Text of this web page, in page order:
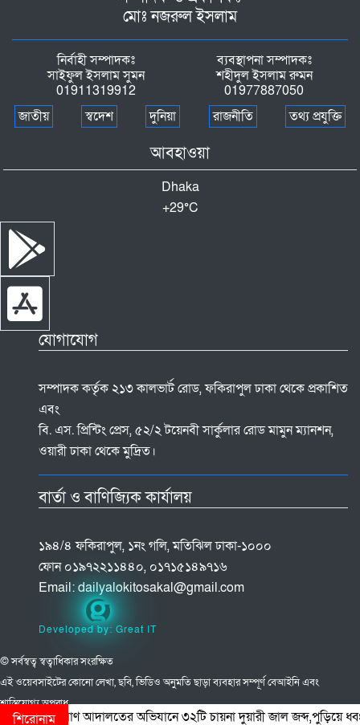
শিরোনাম
ভ্রাম্যমাণ আদালতের অভিযানে ৩২টি চায়না দুয়ারী জাল জব্দ,পুড়িয়ে ধ্বংস
শ্রীপুরে যুবদল নেতার হামলায় পণ্ড আইনশৃঙ্খলা
বিষয়ক সচেতনামূলক সভা,থানায় অভিযোগ
কিশোরগঞ্জের নিকলী হাওরে বাংলাদেশ
কিন্ডারগার্টেন সোসাইটি কুমিল্লা জেলা শাখার শিক্ষা
সফর
ঘুষের মাধ্যমে ওয়ারিশি সম্পত্তি দখলের অভিযোগে
মানববন্ধন,গ্রেফতারের দাবি
আল্লারদর্গায় আধুনিক সড়ক-ড্রেন নির্মাণের উদ্বোধন
মোঃ নজরুল ইসলাম
নির্বাহী সম্পাদকঃ
সাইফুল ইসলাম সুমন
01911319912
ব্যবস্থাপনা সম্পাদকঃ
শহীদুল ইসলাম রুমন
01977887050
জাতীয়
স্বদেশ দুনিয়া রাজনীতি তথ্য প্রযুক্তি
আবহাওয়া
Dhaka
+29°C
যোগাযোগ
সম্পাদক কর্তৃক ২১৩ কালভার্ট রোড, ফকিরাপুল ঢাকা থেকে প্রকাশিত
এবং
বি. এস. প্রিন্টিং প্রেস, ৫২/২ টয়েনবী সার্কুলার রোড মামুন ম্যানশন,
ওয়ারী ঢাকা থেকে মুদ্রিত।
বার্তা ও বাণিজ্যিক কার্যালয়
১৯৪/৪ ফকিরাপুল, ১নং গলি, মতিঝিল ঢাকা-১০০০
ফোন ০১৯৭২২১১৪৪০, ০১৭১৫১৪৯৭১৬
Email:dailyalokitosakal@gmail.com
Developed by: Great IT
© সর্বস্বত্ব স্বত্বাধিকার সংরক্ষিত
এই ওয়েবসাইটের কোনো লেখা, ছবি, ভিডিও অনুমতি ছাড়া ব্যবহার সম্পূর্ণ বেআইনি এবং
শাস্তিযোগ্য অপরাধ